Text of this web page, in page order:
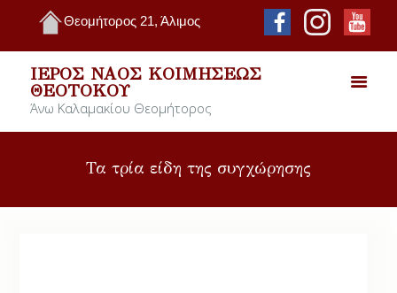
Θεομήτορος 21, Άλιμος
ΙΕΡΌΣ ΝΑΌΣ ΚΟΙΜΉΣΕΩΣ
ΘΕΟΤΌΚΟΥ
Άνω Καλαμακίου Θεομήτορος
Τα τρία είδη της συγχώρησης